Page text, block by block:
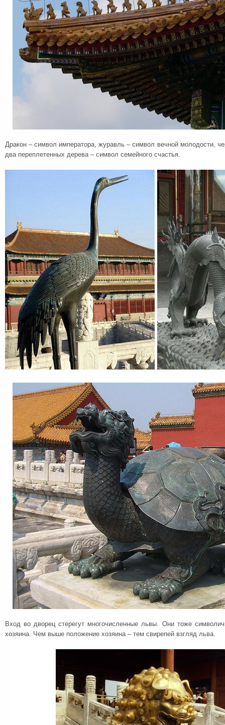
Дракон – символ императора, журавль – символ вечной молодости,
два переплетенных дерева – символ семейного счастья.
Вход во дворец стерегут многочисленные львы. Они тоже
хозяина. Чем выше положение хозяина – тем свирепей взгляд льва.